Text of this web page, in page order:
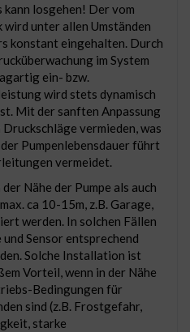
kann losgehen! Der vom
unter allen Umständen
konstant eingehalten. Durch
im System
ein- bzw.
wird stets dynamisch
Mit der sanften Anpassung
vermieden, was
Pumpenlebensdauer führt
vermeidet.
Nähe der Pumpe als auch
ca 10-15m, z.B. Garage,
werden. In solchen Fällen
und Sensor entsprechend
Solche Installation ist
Vorteil, wenn in der Nähe
Bedingungen für
sind (z.B. Frostgefahr,
starke